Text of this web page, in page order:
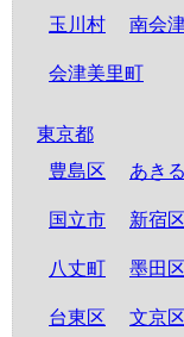
玉川村 南会
会津美里町
東京都
豊島区
あき
国立市 新宿区
八丈町 墨田区
台東区 文京区